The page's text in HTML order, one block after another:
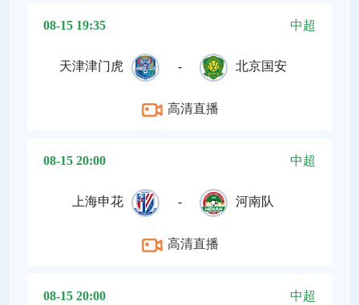
08-15 19:35 中超
天津津门虎 - 北京国安
高清直播
08-15 20:00 中超
上海申花 - 河南队
高清直播
08-15 20:00 中超